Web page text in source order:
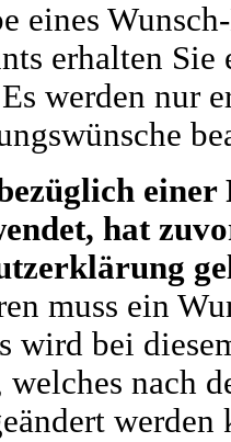
eines
erhalten
werden nur
hat
muss ein
wird bei
welches nach
werden